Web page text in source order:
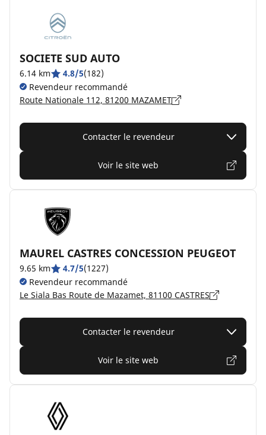
SOCIETE SUD AUTO
6.14 km 4.8/5(182)
Revendeur recommandé
Route Nationale 112, 81200 MAZAMET
Contacter le revendeur
Voir le site web
MAUREL CASTRES CONCESSION PEUGEOT
9.65 km 4.7/5(1227)
Revendeur recommandé
Le Siala Bas Route de Mazamet, 81100 CASTRES
Contacter le revendeur
Voir le site web